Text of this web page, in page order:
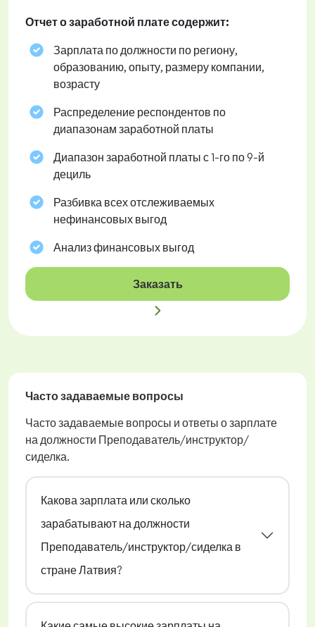
Отчет о заработной плате содержит:
Зарплата по должности по региону,
образованию, опыту, размеру компании,
возрасту
Распределение респондентов по
диапазонам заработной платы
Диапазон заработной платы с 1-го по 9-й
дециль
Разбивка всех отслеживаемых
нефинансовых выгод
Анализ финансовых выгод
Заказать
Часто задаваемые вопросы
Часто задаваемые вопросы и ответы о зарплате
на должности Преподаватель/инструктор/
сиделка.
Какова зарплата или сколько
зарабатывают на должности
Преподаватель/инструктор/сиделка в
стране Латвия?